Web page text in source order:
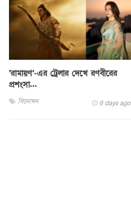
‘রামায়ণ’-এর ট্রেলার দেখে রণবীরের
প্রশংসা...
বিনোদন 6 days ago